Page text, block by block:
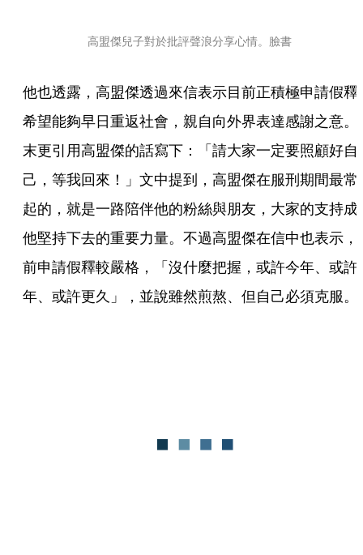
高盟傑兒子對於批評聲浪分享心情。臉書
他也透露，高盟傑透過來信表示目前正積極申請假釋
希望能夠早日重返社會，親自向外界表達感謝之意。
末更引用高盟傑的話寫下：「請大家一定要照顧好自
己，等我回來！」文中提到，高盟傑在服刑期間最常
起的，就是一路陪伴他的粉絲與朋友，大家的支持成
他堅持下去的重要力量。不過高盟傑在信中也表示，
前申請假釋較嚴格，「沒什麼把握，或許今年、或許
年、或許更久」，並說雖然煎熬、但自己必須克服。